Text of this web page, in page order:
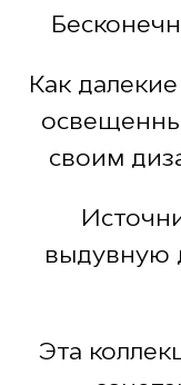
Как
своим
выдувную
Эта